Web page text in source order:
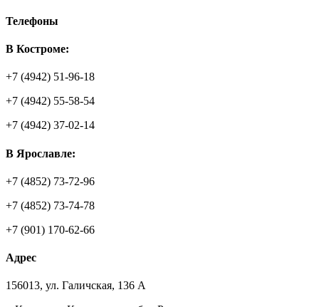
Телефоны
В Костроме:
+7 (4942) 51-96-18
+7 (4942) 55-58-54
+7 (4942) 37-02-14
В Ярославле:
+7 (4852) 73-72-96
+7 (4852) 73-74-78
+7 (901) 170-62-66
Адрес
156013, ул. Галичская, 136 А